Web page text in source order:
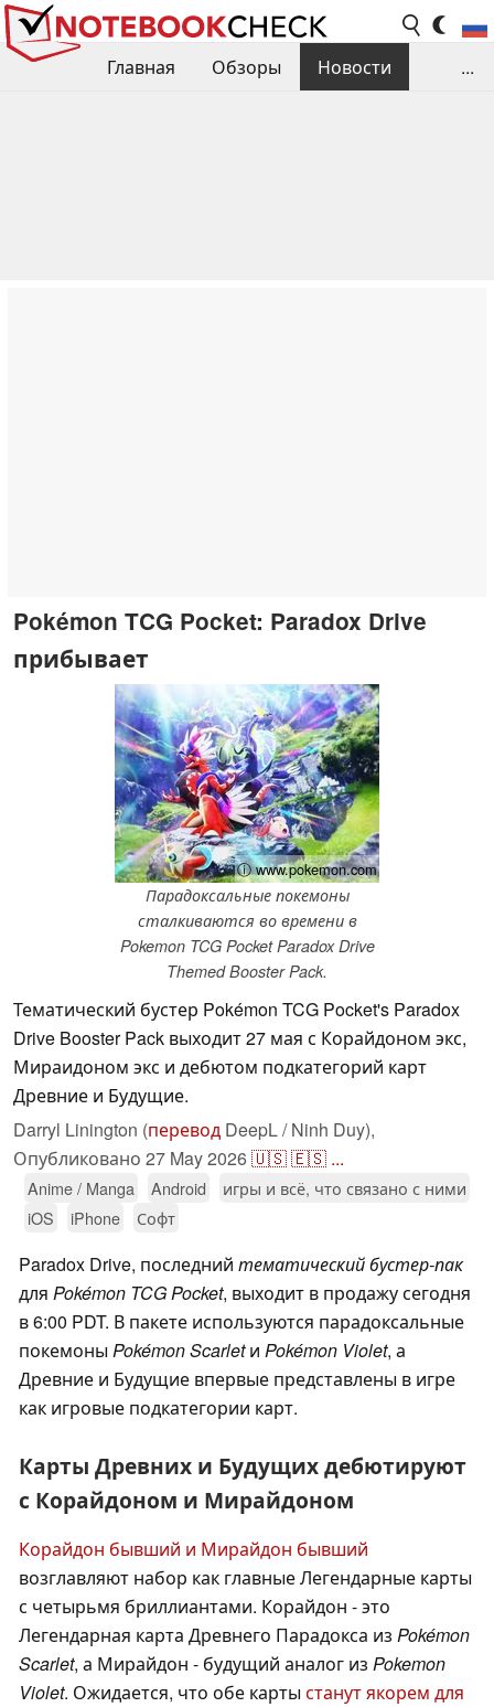
Главная Обзоры
Новости
...
Pokémon TCG Pocket: Paradox Drive
прибывает
ⓘ www.pokemon.com
Парадоксальные покемоны
сталкиваются во времени в
Pokemon TCG Pocket Paradox Drive
Themed Booster Pack.
Тематический бустер Pokémon TCG Pocket's Paradox
Drive Booster Pack выходит 27 мая с Корайдоном экс,
Мираидоном экс и дебютом подкатегорий карт
Древние и Будущие.
Darryl Linington (перевод DeepL / Ninh Duy),
Опубликовано 27 May 2026🇺🇸🇪🇸 ...
Anime / Manga Android
игры и всё, что связано с ними
iOS
iPhone Софт
Paradox Drive, последний тематический бустер-пак
для Pokémon TCG Pocket, выходит в продажу сегодня
в 6:00 PDT. В пакете используются парадоксальные
покемоны Pokémon Scarletи Pokémon Violet, а
Древние и Будущие впервые представлены в игре
как игровые подкатегории карт.
Карты Древних и Будущих дебютируют
с Корайдоном и Мирайдоном
Корайдон бывший и Мирайдон бывший
возглавляют набор как главные Легендарные карты
с четырьмя бриллиантами. Корайдон - это
Легендарная карта Древнего Парадокса из Pokémon
Scarlet, а Мирайдон - будущий аналог из Pokemon
Violet. Ожидается, что обе карты станут якорем для